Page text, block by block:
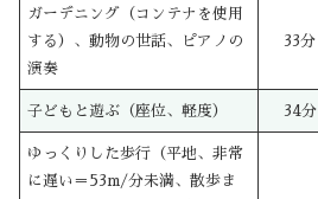
ガーデニング（コンテナを使用
する）、動物の世話、ピアノの
演奏
33分
子どもと遊ぶ（座位、軽度） 34分
ゆっくりした歩行（平地、非常
に遅い＝53m/分未満、散歩ま